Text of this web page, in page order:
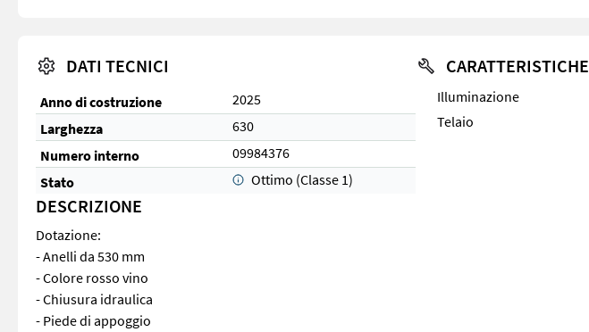
DATI TECNICI
Anno di costruzione
2025
Larghezza
630
Numero interno
09984376
Stato
Ottimo (Classe 1)
CARATTERISTICHE
Illuminazione
Telaio
DESCRIZIONE
Dotazione:
- Anelli da 530 mm
- Colore rosso vino
- Chiusura idraulica
- Piede di appoggio